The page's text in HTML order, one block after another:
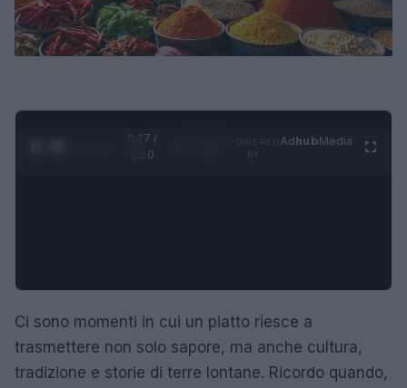
0:28 /
1:20
AdhubMedia
Ci sono momenti in cui un piatto riesce a
trasmettere non solo sapore, ma anche cultura,
tradizione e storie di terre lontane. Ricordo quando,